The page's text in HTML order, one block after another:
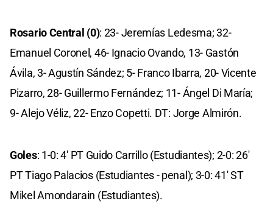
Rosario Central (0): 23- Jeremías Ledesma; 32-
Emanuel Coronel, 46- Ignacio Ovando, 13- Gastón
Ávila, 3- Agustín Sández; 5- Franco Ibarra, 20- Vicente
Pizarro, 28- Guillermo Fernández; 11- Ángel Di María;
9- Alejo Véliz, 22- Enzo Copetti. DT: Jorge Almirón.
Goles: 1-0: 4' PT Guido Carrillo (Estudiantes); 2-0: 26'
PT Tiago Palacios (Estudiantes - penal); 3-0: 41' ST
Mikel Amondarain (Estudiantes).